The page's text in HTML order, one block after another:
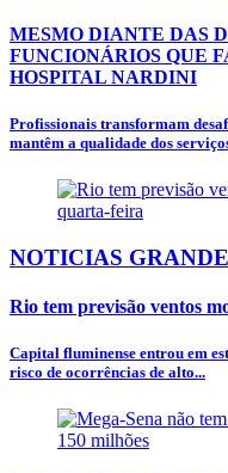
MESMO DIANTE DAS
FUNCIONÁRIOS QUE
HOSPITAL NARDINI
Profissionais transformam
mantêm a qualidade dos
NOTICIAS
Rio tem previsão ventos
Capital fluminense entrou em
risco de ocorrências de alto...